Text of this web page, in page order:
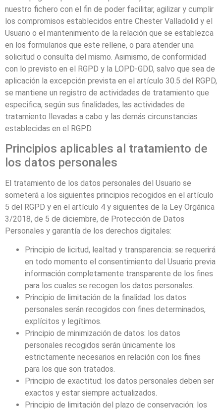
nuestro fichero con el fin de poder facilitar, agilizar y cumplir
los compromisos establecidos entre Chester Valladolid y el
Usuario o el mantenimiento de la relación que se establezca
en los formularios que este rellene, o para atender una
solicitud o consulta del mismo. Asimismo, de conformidad
con lo previsto en el RGPD y la LOPD-GDD, salvo que sea de
aplicación la excepción prevista en el artículo 30.5 del RGPD,
se mantiene un registro de actividades de tratamiento que
especifica, según sus finalidades, las actividades de
tratamiento llevadas a cabo y las demás circunstancias
establecidas en el RGPD.
Principios aplicables al tratamiento de
los datos personales
El tratamiento de los datos personales del Usuario se
someterá a los siguientes principios recogidos en el artículo
5 del RGPD y en el artículo 4 y siguientes de la Ley Orgánica
3/2018, de 5 de diciembre, de Protección de Datos
Personales y garantía de los derechos digitales:
Principio de licitud, lealtad y transparencia: se requerirá
en todo momento el consentimiento del Usuario previa
información completamente transparente de los fines
para los cuales se recogen los datos personales.
Principio de limitación de la finalidad: los datos
personales serán recogidos con fines determinados,
explícitos y legítimos.
Principio de minimización de datos: los datos
personales recogidos serán únicamente los
estrictamente necesarios en relación con los fines
para los que son tratados.
Principio de exactitud: los datos personales deben ser
exactos y estar siempre actualizados.
Principio de limitación del plazo de conservación: los